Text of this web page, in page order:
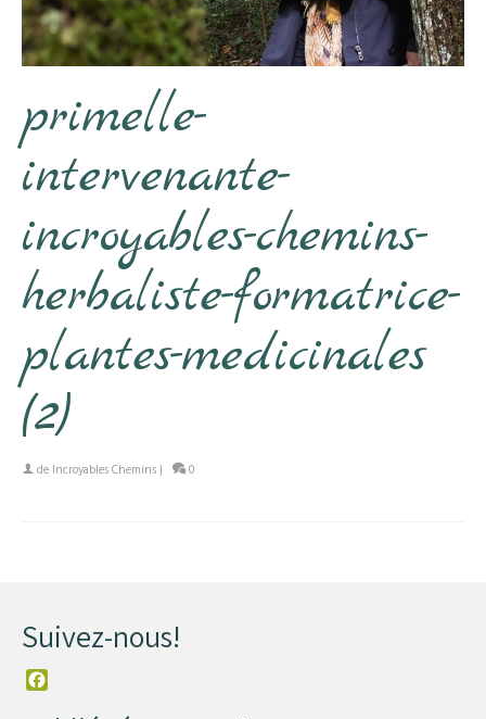
primelle-
intervenante-
incroyables-chemins-
herbaliste-formatrice-
plantes-medicinales
(2)
de Incroyables Chemins | 0
Suivez-nous!